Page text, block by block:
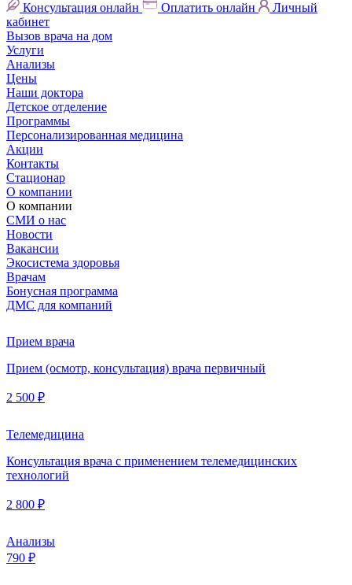
Консультация онлайн Оплатить онлайн
Личный
кабинет
Вызов врача на дом
Услуги
Анализы
Цены
Наши доктора
Детское отделение
Программы
Персонализированная медицина
Акции
Контакты
Стационар
О компании
О компании
СМИ о нас
Новости
Вакансии
Экосистема здоровья
Врачам
Бонусная программа
ДМС для компаний
Прием врача
Прием (осмотр, консультация) врача первичный
2 500 ₽
Телемедицина
Консультация врача с применением телемедицинских
технологий
2 800 ₽
Анализы
790 ₽